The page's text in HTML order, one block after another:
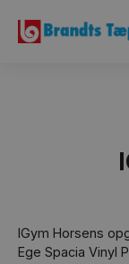
IGym Horsens
Ege Spacia Vinyl